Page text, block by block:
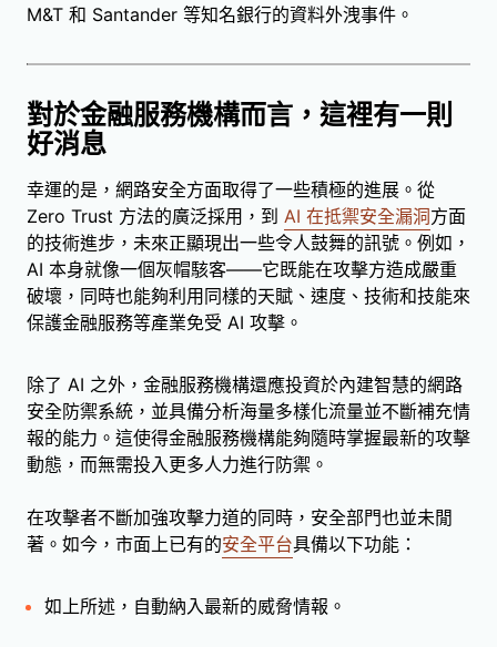
M&T 和 Santander 等知名銀行的資料外洩事件。
對於金融服務機構而言，這裡有一則
好消息
幸運的是，網路安全方面取得了一些積極的進展。從
Zero Trust 方法的廣泛採用，到 AI 在抵禦安全漏洞方面
的技術進步，未來正顯現出一些令人鼓舞的訊號。例如，
AI 本身就像一個灰帽駭客——它既能在攻擊方造成嚴重
破壞，同時也能夠利用同樣的天賦、速度、技術和技能來
保護金融服務等產業免受 AI 攻擊。
除了 AI 之外，金融服務機構還應投資於內建智慧的網路
安全防禦系統，並具備分析海量多樣化流量並不斷補充情
報的能力。這使得金融服務機構能夠隨時掌握最新的攻擊
動態，而無需投入更多人力進行防禦。
在攻擊者不斷加強攻擊力道的同時，安全部門也並未閒
著。如今，市面上已有的安全平台具備以下功能：
如上所述，自動納入最新的威脅情報。